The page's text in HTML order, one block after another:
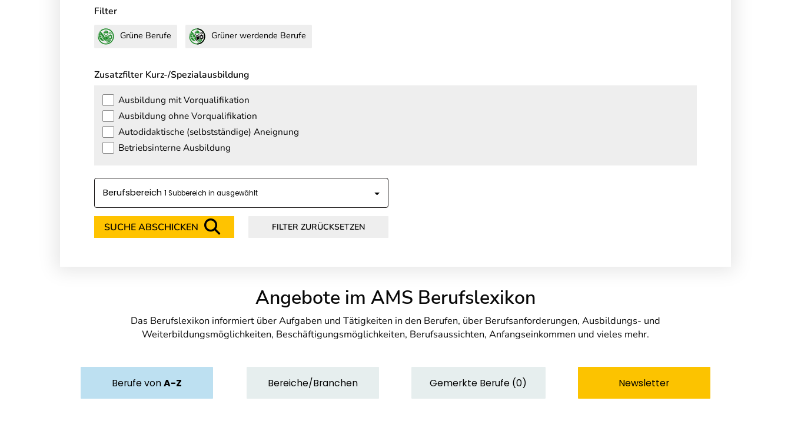
Filter
Grüne Berufe Grüner werdende Berufe
Zusatzfilter Kurz-/Spezialausbildung
Ausbildung mit Vorqualifikation
Ausbildung ohne Vorqualifikation
Autodidaktische (selbstständige) Aneignung
Betriebsinterne Ausbildung
Berufsbereich 1 Subbereich in
SUCHE ABSCHICKEN FILTER ZURÜCKSETZEN
Angebote im AMS Berufslexikon
Das Berufslexikon informiert über Aufgaben und Tätigkeiten in den Berufen, über Berufsanforderungen, Ausbildungs- und
Weiterbildungsmöglichkeiten, Beschäftigungsmöglichkeiten, Berufsaussichten, Anfangseinkommen und vieles mehr.
BerufevonA-Z Bereiche/Branchen Gemerkte Berufe (0) Newsletter